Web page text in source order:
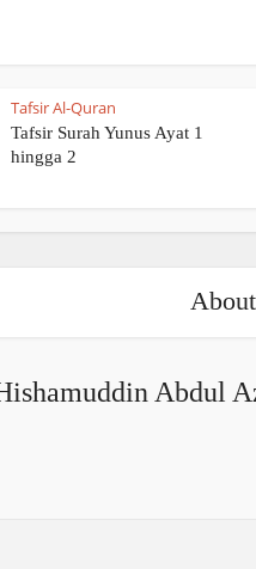
Tafsir Al-Quran
Tafsir Surah Yunus Ayat 1
hingga 2
Abdul